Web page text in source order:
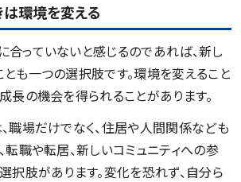
環境を変える
っていないと感じるのであれば、新し
も一つの選択肢です。環境を変えること
長の機会を得られることがあります。
職場だけでなく、住居や人間関係なども
転職や転居、新しいコミュニティへの参
択肢があります。変化を恐れず、自分ら